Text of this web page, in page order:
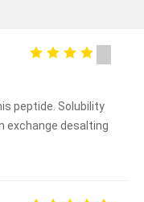
peptide. Solubility
exchange desalting